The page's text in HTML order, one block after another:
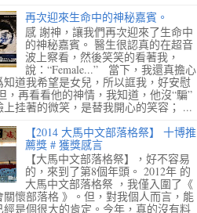
再次迎來生命中的神秘嘉賓。
感 謝神，讓我們再次迎來了生命中
的神秘嘉賓。 醫生很認真的在超音
波上察看，然後笑笑的看著我，
說：“Female...” 當下，我還真擔心
知道我希望是女兒，所以誆我，好安慰
，再看看他的神情，我知道，他沒“騙”
上挂著的微笑，是替我開心的笑容； ...
【2014 大馬中文部落格祭】 十博推
薦獎 # 獲獎感言
【大馬中文部落格祭】，好不容易
的，來到了第8個年頭。 2012年 的
大馬中文部落格祭 ，我僅入圍了《
關懷部落格 》。但，對我個人而言，能
經是個很大的肯定。今年，真的沒有料